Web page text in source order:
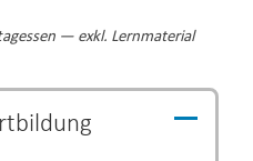
— exkl. Lernmaterial